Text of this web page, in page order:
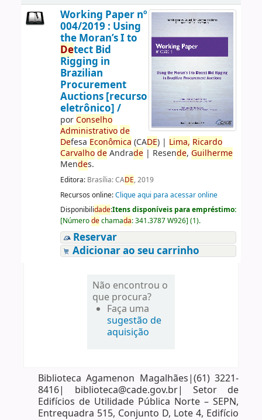
Working Paper nº
004/2019 : Using
the Moran’s I to
Detect Bid
Rigging in
Brazilian
Procurement
Auctions [recurso
eletrônico] /
porConselho
Administrativo de
Defesa Econômica (CADE)| Lima, Ricardo
Carvalho deAndrade| Resende, Guilherme
Mendes.
Editora: Brasília: CADE, 2019
Recursos online:Clique aqui para acessar online
Disponibilidade:Itens disponíveis para empréstimo:
[Númerodechamada:341.3787 W926] (1).
Reservar
Adicionar ao seu carrinho
Não encontrou o
que procura?
Faça uma
sugestão de
aquisição
Biblioteca Agamenon Magalhães|(61) 3221-
8416| biblioteca@cade.gov.br| Setor de
Edifícios de Utilidade Pública Norte – SEPN,
Entrequadra 515, Conjunto D, Lote 4, Edifício